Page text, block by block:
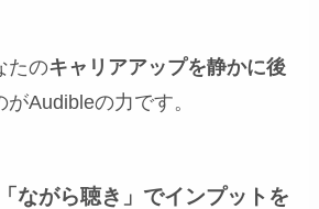
たのキャリアアップを静かに後
がAudibleの力です。
ながら聴き」でインプットを